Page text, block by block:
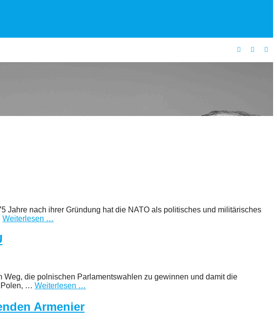
Jahre nach ihrer Gründung hat die NATO als politisches und militärisches
Weiterlesen …
die polnischen Parlamentswahlen zu gewinnen und damit die
Polen, … Weiterlesen …
Armenier